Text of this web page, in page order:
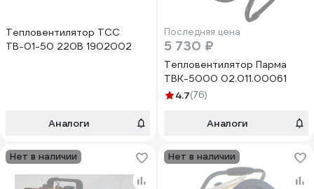
Тепловентилятор ТСС
ТВ-01-50 220В 1902002
Аналоги
Последняя цена
5 730 ₽
Тепловентилятор Парма
TBK-5000 02.011.00061
4.7(76)
Аналоги
Нет в наличии Нет в наличии